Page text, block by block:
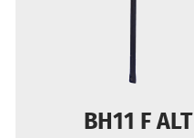
BH11 F ALT